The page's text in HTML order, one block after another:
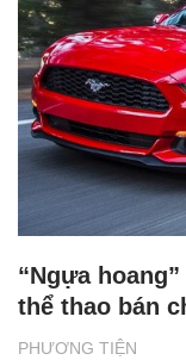
PHƯƠNG TIỆN
“Ngựa
thể thao bán